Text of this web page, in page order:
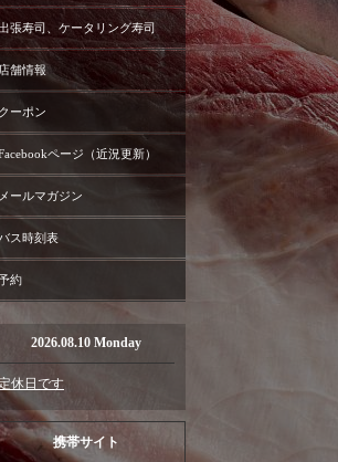
張寿司、ケータリング寿司
店舗情報
クーポン
ページ（近況更新）
メールマガジン
バス時刻表
約
2026.08.10 Monday
休日です
携帯サイト